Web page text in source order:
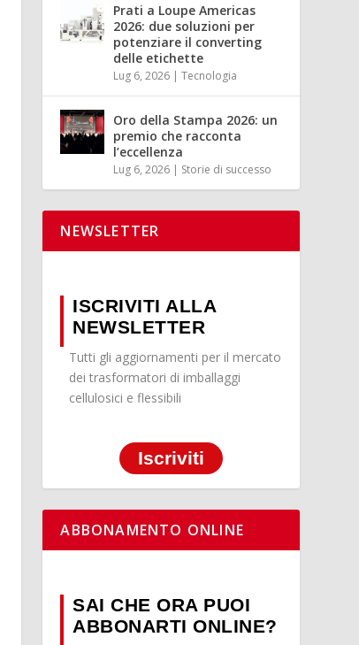
Prati a Loupe Americas
2026: due soluzioni per
potenziare il converting
delle etichette
Lug 6, 2026 |Tecnologia
Oro della Stampa 2026: un
premio che racconta
l’eccellenza
Lug 6, 2026 | Storie di successo
NEWSLETTER
ISCRIVITI ALLA
NEWSLETTER
Tutti gli aggiornamenti per il mercato
dei trasformatori di imballaggi
cellulosici e flessibili
Iscriviti
ABBONAMENTO ONLINE
SAI CHE ORA PUOI
ABBONARTI ONLINE?